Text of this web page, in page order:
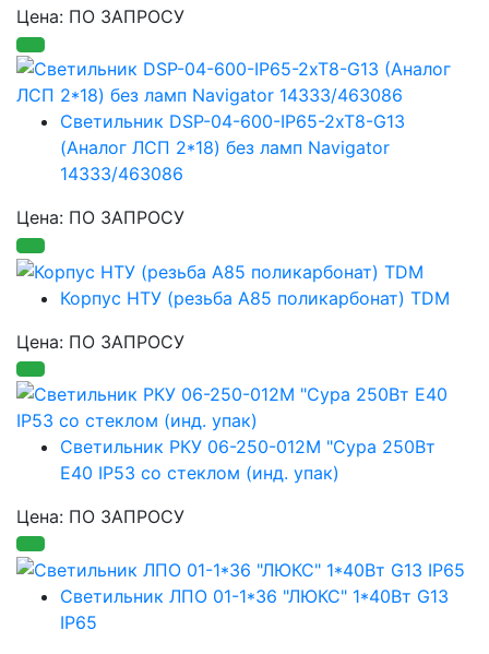
Цена: ПО ЗАПРОСУ
Светильник DSP-04-600-IP65-2xT8-G13
(Аналог ЛСП 2*18) без ламп Navigator
14333/463086
Цена: ПО ЗАПРОСУ
Корпус НТУ (резьба А85 поликарбонат) TDM
Цена: ПО ЗАПРОСУ
Светильник РКУ 06-250-012М "Сура 250Вт
Е40 IP53 со стеклом (инд. упак)
Цена: ПО ЗАПРОСУ
Светильник ЛПО 01-1*36 "ЛЮКС" 1*40Вт G13
IP65